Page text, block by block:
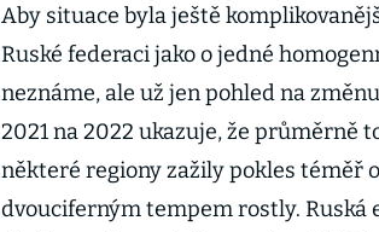
Aby situace byla ještě
Ruské federaci jako o jedné
neznáme, ale už jen pohled na
2021 na 2022 ukazuje, že průměrně
některé regiony zažily pokles téměř
dvouciferným tempem rostly. Ruská